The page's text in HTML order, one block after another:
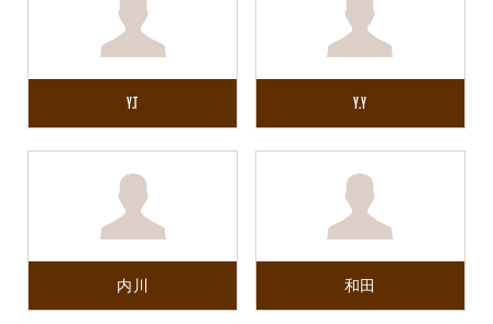
Y.T Y.Y
内川 和田